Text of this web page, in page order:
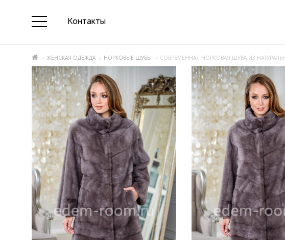
Контакты
ЖЕНСКАЯ ОДЕЖДА НОРКОВЫЕ ШУБЫ СОВРЕМЕННАЯ НОРКОВАЯ ШУБА ИЗ